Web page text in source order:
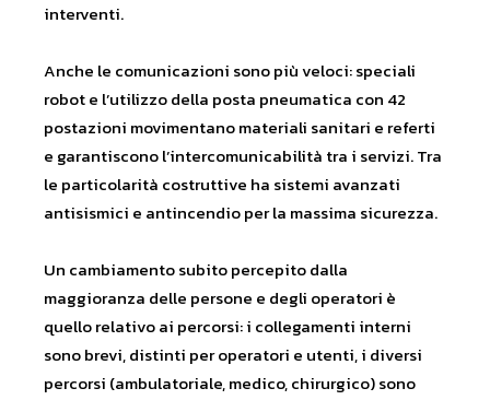
interventi.
Anche le comunicazioni sono più veloci: speciali
robot e l’utilizzo della posta pneumatica con 42
postazioni movimentano materiali sanitari e referti
e garantiscono l’intercomunicabilità tra i servizi. Tra
le particolarità costruttive ha sistemi avanzati
antisismici e antincendio per la massima sicurezza.
Un cambiamento subito percepito dalla
maggioranza delle persone e degli operatori è
quello relativo ai percorsi: i collegamenti interni
sono brevi, distinti per operatori e utenti, i diversi
percorsi (ambulatoriale, medico, chirurgico) sono